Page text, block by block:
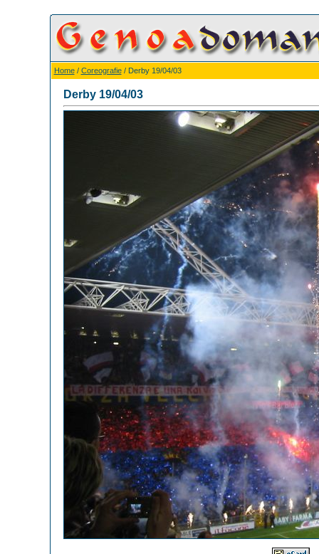
Home/ Coreografie/ Derby 19/04/03
Derby 19/04/03